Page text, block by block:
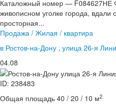
Каталожный номер — F084627НЕ
живописном уголке города,
просторная...
Продажа / Жилая / квартира
в Ростов-на-Дону , улица 26-я
04.08
ID: 238483
Общая площадь 40 / 20 / 10 м2